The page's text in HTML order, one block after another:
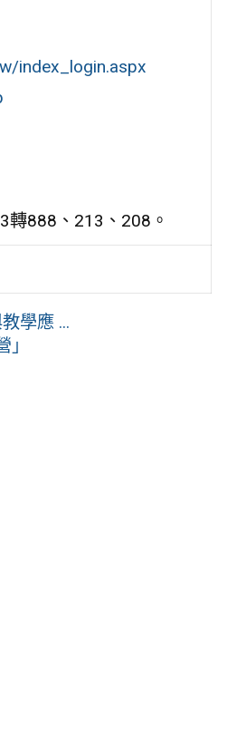
index_login.aspx
轉888、213、208。
學應 ...